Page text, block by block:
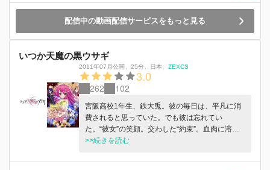
配信中の動画配信サービスをもっと見る
いつか天魔の黒ウサギ
2011年07月公開、 25分、 日本、 ZEXCS
3.0
262 102
宮阪高校1年生、鉄大兎。彼の毎日は、平凡に消
費されると思っていた。でも彼は忘れてい
た。“彼女”の笑顔。交わした“約束”。血肉に溶け
た“呪い”。｢私の毒をあなたに入れる。決して離れ
し、平凡に堕ちている間、ヒメアを巡るいくつも
>>続きを読む